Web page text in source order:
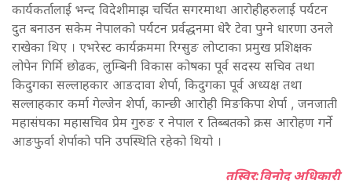
कार्यकर्तालाई भन्द विदेशीमाझ चर्चित सगरमाथा आरोहीहरुलाई पर्यटन
दुत बनाउन सकेम नेपालको पर्यटन प्रर्वद्धनमा धेरै टेवा पुग्ने धारणा उनले
राखेका थिए । एभरेस्ट कार्यक्रममा रिग्सुङ लोप्टाका प्रमुख प्रशिक्षक
लोपेन गिर्मि छोढक, लुम्बिनी विकास कोषका पूर्व सदस्य सचिव तथा
किदुगका सल्लाहकार आङदावा शेर्पा, किदुगका पूर्व अध्यक्ष तथा
सल्लाहकार कर्मा गेल्जेन शेर्पा, कान्छी आरोही मिङकिपा शेर्पा , जनजाती
महासंघका महासचिव प्रेम गुरुङ र नेपाल र तिब्बतको क्रस आरोहण गर्ने
आङफुर्वा शेर्पाको पनि उपस्थिति रहेको थियो ।
तस्विर:विनोद अधिकारी